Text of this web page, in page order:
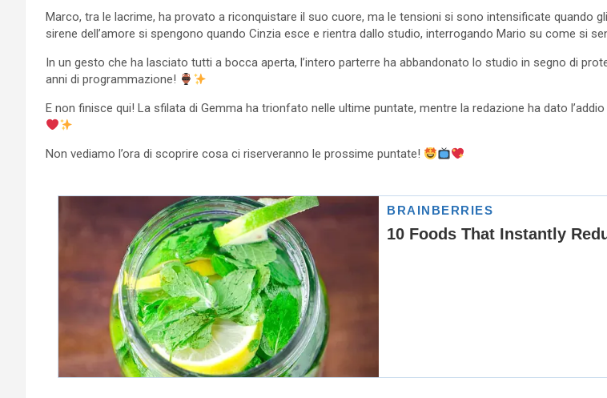
Marco, tra le lacrime, ha provato a riconquistare il suo cuore, ma le tensioni si sono intensificate quando
sirene dell’amore si spengono quando Cinzia esce e rientra dallo studio, interrogando Mario su come si
In un gesto che ha lasciato tutti a bocca aperta, l’intero parterre ha abbandonato lo studio in segno di
anni di programmazione!
E non finisce qui! La sfilata di Gemma ha trionfato nelle ultime puntate, mentre la redazione ha dato
Non vediamo l’ora di scoprire cosa ci riserveranno le prossime puntate!